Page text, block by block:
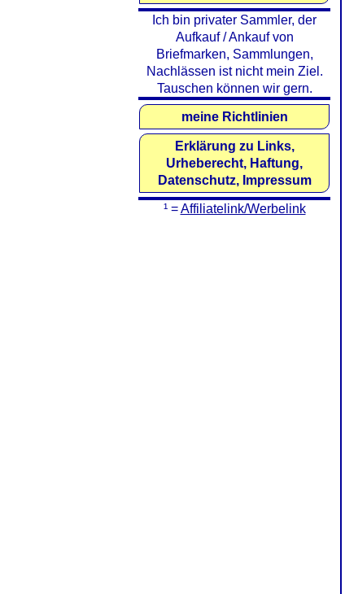
Ich bin privater Sammler, der
Aufkauf / Ankauf von
Briefmarken, Sammlungen,
Nachlässen ist nicht mein Ziel.
Tauschen können wir gern.
meine Richtlinien
Erklärung zu Links,
Urheberecht, Haftung,
Datenschutz, Impressum
¹ =Affiliatelink/Werbelink